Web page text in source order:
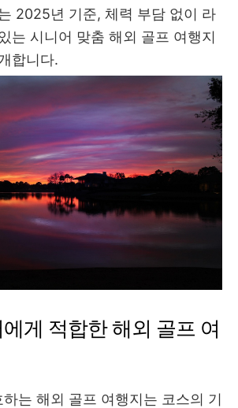
2025년 기준, 체력 부담 없이 라
는 시니어 맞춤 해외 골프 여행지
합니다.
게 적합한 해외 골프 여
는 해외 골프 여행지는 코스의 기